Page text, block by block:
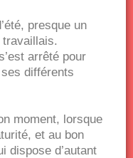
presque un
arrêté pour
différents
moment, lorsque
et au bon
dispose d’autant